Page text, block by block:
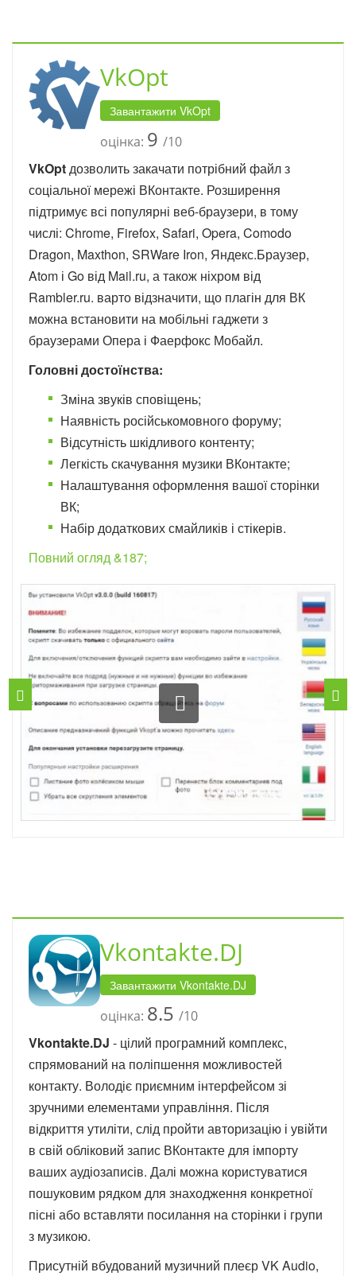
VkOpt
Завантажити VkOpt
оцінка: 9 /10
VkOptдозволить закачати потрібний файл з
соціальної мережі ВКонтакте. Розширення
підтримує всі популярні веб-браузери, в тому
числі: Chrome, Firefox, Safari, Opera, Comodo
Dragon, Maxthon, SRWare Iron, Яндекс.Браузер,
Atom і Go від Mail.ru, а також ніхром від
Rambler.ru. варто відзначити, що плагін для ВК
можна встановити на мобільні гаджети з
браузерами Опера і Фаерфокс Мобайл.
Головні достоїнства:
Зміна звуків сповіщень;
Наявність російськомовного форуму;
Відсутність шкідливого контенту;
Легкість скачування музики ВКонтакте;
Налаштування оформлення вашої сторінки
ВК;
Набір додаткових смайликів і стікерів.
Повний огляд &187;
Vkontakte.DJ
Завантажити Vkontakte.DJ
оцінка: 8.5 /10
Vkontakte.DJ - цілий програмний комплекс,
спрямований на поліпшення можливостей
контакту. Володіє приємним інтерфейсом зі
зручними елементами управління. Після
відкриття утиліти, слід пройти авторизацію і увійти
в свій обліковий запис ВКонтакте для імпорту
ваших аудіозаписів. Далі можна користуватися
пошуковим рядком для знаходження конкретної
пісні або вставляти посилання на сторінки і групи
з музикою.
Присутній вбудований музичний плеєр VK Audio,